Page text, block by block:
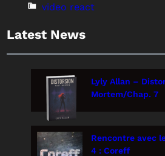
video react
Latest News
Lyly Allan –
Mortem/Chap. 7
Rencontre avec
4 : Coreff